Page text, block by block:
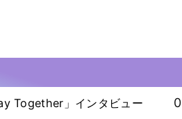
Together」インタビュー
0